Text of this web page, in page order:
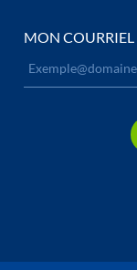
MON COURRIEL